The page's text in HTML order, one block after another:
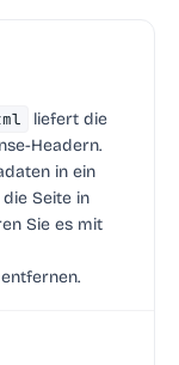
liefert die
Headern.
in ein
Seite in
Sie es mit